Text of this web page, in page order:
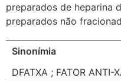
preparados de heparina
preparados não
Sinonímia
DFATXA ; FATOR ANTI-